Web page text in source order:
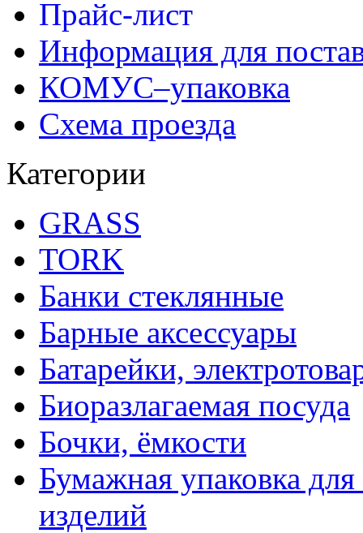
Прайс-лист
Информация для
КОМУС–упаковка
Схема проезда
Категории
GRASS
TORK
Банки стеклянные
Барные аксессуары
Батарейки,
Биоразлагаемая посуда
Бочки, ёмкости
Бумажная упаковка
изделий